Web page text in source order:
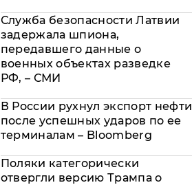
Служба безопасности Латвии
задержала шпиона,
передавшего данные о
военных объектах разведке
РФ, – СМИ
В России рухнул экспорт нефти
после успешных ударов по ее
терминалам – Bloomberg
Поляки категорически
отвергли версию Трампа о